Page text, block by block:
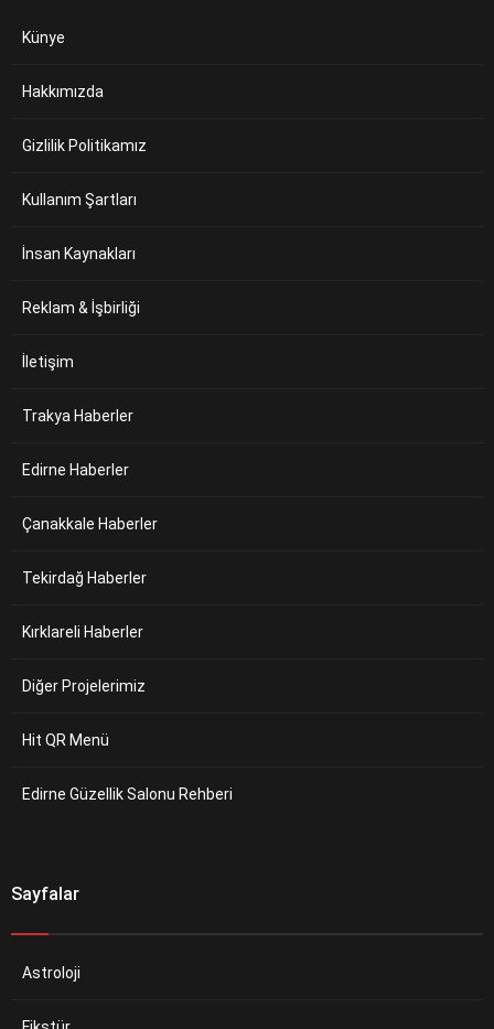
Künye
Hakkımızda
Gizlilik Politikamız
Kullanım Şartları
İnsan Kaynakları
Reklam & İşbirliği
İletişim
Trakya Haberler
Edirne Haberler
Çanakkale Haberler
Tekirdağ Haberler
Kırklareli Haberler
Diğer Projelerimiz
Hit QR Menü
Edirne Güzellik Salonu Rehberi
Sayfalar
Astroloji